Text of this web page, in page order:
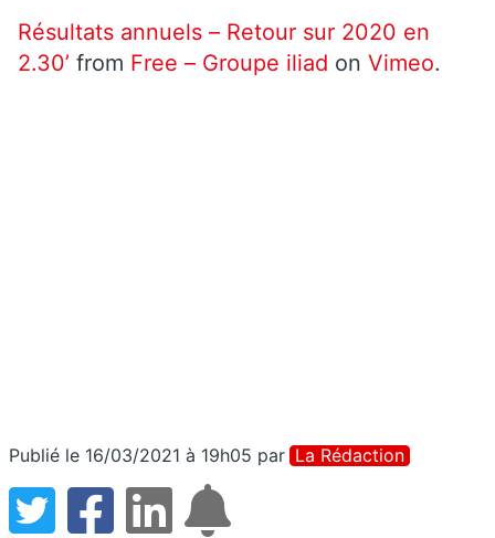
Résultats annuels – Retour sur 2020 en
2.30’ from Free – Groupe iliad on Vimeo.
Publié le 16/03/2021 à 19h05 par La Rédaction